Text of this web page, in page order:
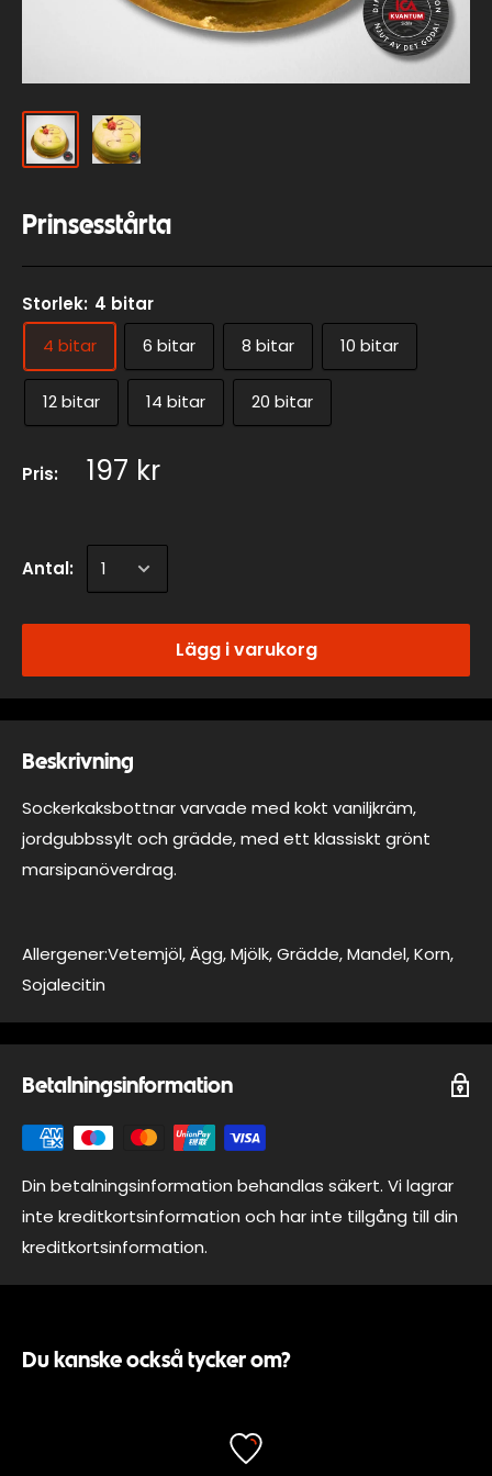
Prinsesstårta
Storlek: 4 bitar
4 bitar
6 bitar 8 bitar 10 bitar
12 bitar 14 bitar 20 bitar
Pris: 197 kr
Antal:
Lägg i varukorg
Beskrivning
Sockerkaksbottnar varvade med kokt vaniljkräm,
jordgubbssylt och grädde, med ett klassiskt grönt
marsipanöverdrag.
Allergener:Vetemjöl, Ägg, Mjölk, Grädde, Mandel, Korn,
Sojalecitin
Betalningsinformation
Din betalningsinformation behandlas säkert. Vi lagrar
inte kreditkortsinformation och har inte tillgång till din
kreditkortsinformation.
Du kanske också tycker om?